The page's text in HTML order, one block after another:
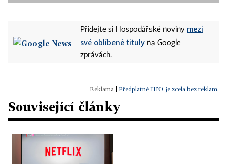
Přidejte si Hospodářské noviny mezi
své oblíbené tituly na Google
zprávách.
Předplatné HN+ je zcela bez reklam.
Související články